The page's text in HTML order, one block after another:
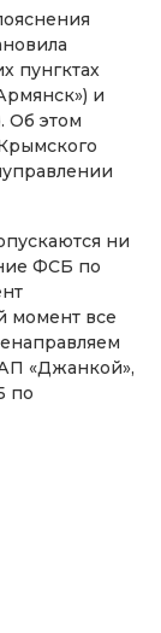
пунгктах
и
Об этом
ни
ФСБ по
момент все
«Джанкой»,
по